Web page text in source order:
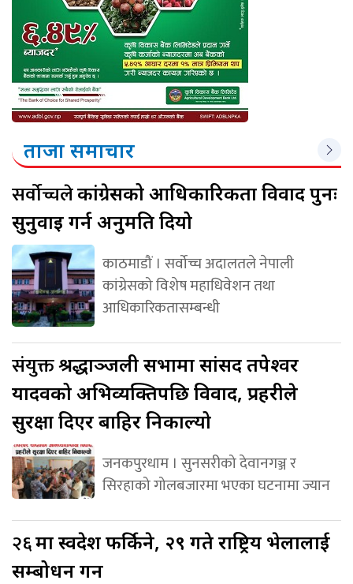
ताजा समाचार
सर्वोच्चलेकांग्रेसको आधिकारिकता विवाद पुनः
सुनुवाइ गर्न अनुमति दियो
काठमाडौं । सर्वोच्च अदालतले नेपाली
कांग्रेसको विशेष महाधिवेशन तथा
आधिकारिकतासम्बन्धी
संयुक्तश्रद्धाञ्जली सभामा सांसद तपेश्वर
यादवको अभिव्यक्तिपछि विवाद, प्रहरीले
सुरक्षा दिएर बाहिर निकाल्यो
जनकपुरधाम । सुनसरीको देवानगञ्ज र
सिरहाको गोलबजारमा भएका घटनामा ज्यान
२६मा स्वदेश फर्किने, २९ गते राष्ट्रिय भेलालाई
सम्बोधन गर्ने